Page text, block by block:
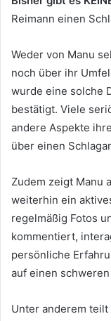
Reimann einen
Weder von Manu
noch über ihr
wurde eine solche
bestätigt. Viele
andere Aspekte
über einen
Zudem zeigt Manu
weiterhin ein
regelmäßig Fotos
kommentiert,
persönliche
auf einen
Unter anderem